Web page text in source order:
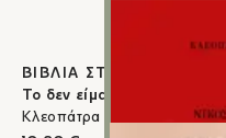
ΒΙΒΛΙΑ ΣΤΟΝ ΙΚΑΡΟ
Το δεν είμαι ακόμα
Κλεοπάτρα Λυμπέρη